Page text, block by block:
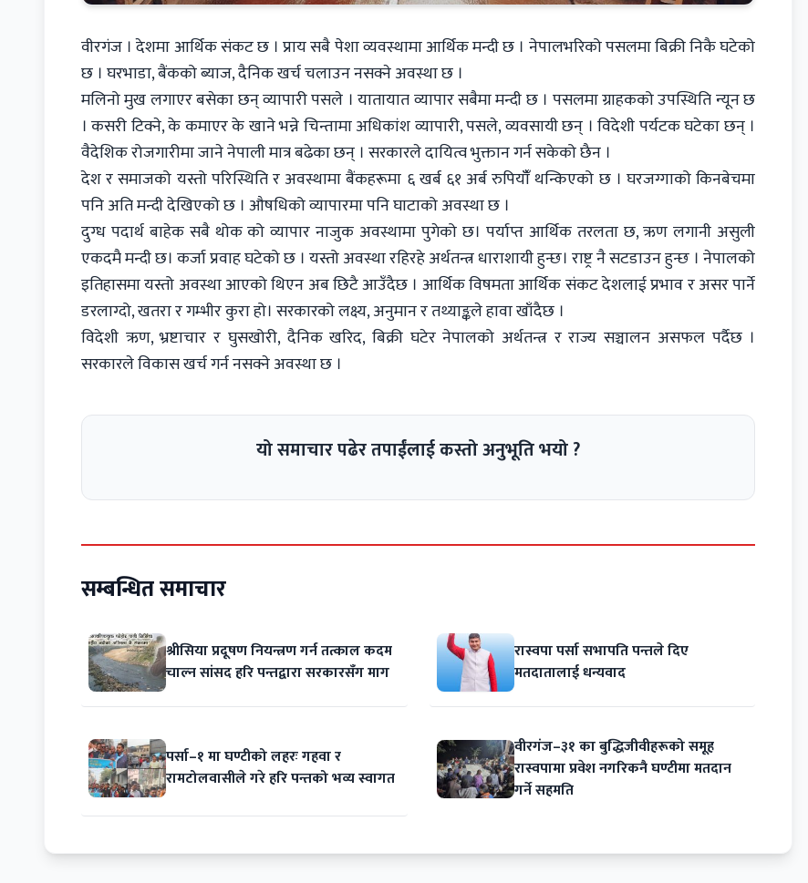
वीरगंज । देशमा आर्थिक संकट छ । प्राय सबै पेशा व्यवस्थामा आर्थिक मन्दी छ । नेपालभरिको पसलमा बिक्री निकै घटेको
छ । घरभाडा, बैंकको ब्याज, दैनिक खर्च चलाउन नसक्ने अवस्था छ ।
मलिनो मुख लगाएर बसेका छन् व्यापारी पसले । यातायात व्यापार सबैमा मन्दी छ । पसलमा ग्राहकको उपस्थिति न्यून छ
। कसरी टिक्ने, के कमाएर के खाने भन्ने चिन्तामा अधिकांश व्यापारी, पसले, व्यवसायी छन् । विदेशी पर्यटक घटेका छन् ।
वैदेशिक रोजगारीमा जाने नेपाली मात्र बढेका छन् । सरकारले दायित्व भुक्तान गर्न सकेको छैन ।
देश र समाजको यस्तो परिस्थिति र अवस्थामा बैंकहरूमा ६ खर्ब ६१ अर्ब रुपियाँँ थन्किएको छ । घरजग्गाको किनबेचमा
पनि अति मन्दी देखिएको छ । औषधिको व्यापारमा पनि घाटाको अवस्था छ ।
दुग्ध पदार्थ बाहेक सबै थोक को व्यापार नाजुक अवस्थामा पुगेको छ। पर्याप्त आर्थिक तरलता छ, ऋण लगानी असुली
एकदमै मन्दी छ। कर्जा प्रवाह घटेको छ । यस्तो अवस्था रहिरहे अर्थतन्त्र धाराशायी हुन्छ। राष्ट्र नै सटडाउन हुन्छ । नेपालको
इतिहासमा यस्तो अवस्था आएको थिएन अब छिटै आउँदैछ । आर्थिक विषमता आर्थिक संकट देशलाई प्रभाव र असर पार्ने
डरलाग्दो, खतरा र गम्भीर कुरा हो। सरकारको लक्ष्य, अनुमान र तथ्याङ्कले हावा खाँदैछ ।
विदेशी ऋण, भ्रष्टाचार र घुसखोरी, दैनिक खरिद, बिक्री घटेर नेपालको अर्थतन्त्र र राज्य सञ्चालन असफल पर्दैछ ।
सरकारले विकास खर्च गर्न नसक्ने अवस्था छ ।
यो समाचार पढेर तपाईंलाई कस्तो अनुभूति भयो ?
सम्बन्धित समाचार
श्रीसिया प्रदूषण नियन्त्रण गर्न तत्काल कदम
चाल्न सांसद हरि पन्तद्वारा सरकारसँग माग
रास्वपा पर्सा सभापति पन्तले दिए
मतदातालाई धन्यवाद
पर्सा–१ मा घण्टीको लहरः गहवा र
रामटोलवासीले गरे हरि पन्तको भव्य स्वागत
वीरगंज–३१ का बुद्धिजीवीहरूको समूह
रास्वपामा प्रवेश नगरिकनै घण्टीमा मतदान
गर्ने सहमति